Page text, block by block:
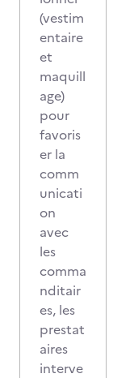
(vestim
entaire
et
maquill
age)
pour
favoris
er la
comm
unicati
on
avec
les
comma
nditair
es, les
prestat
aires
interve